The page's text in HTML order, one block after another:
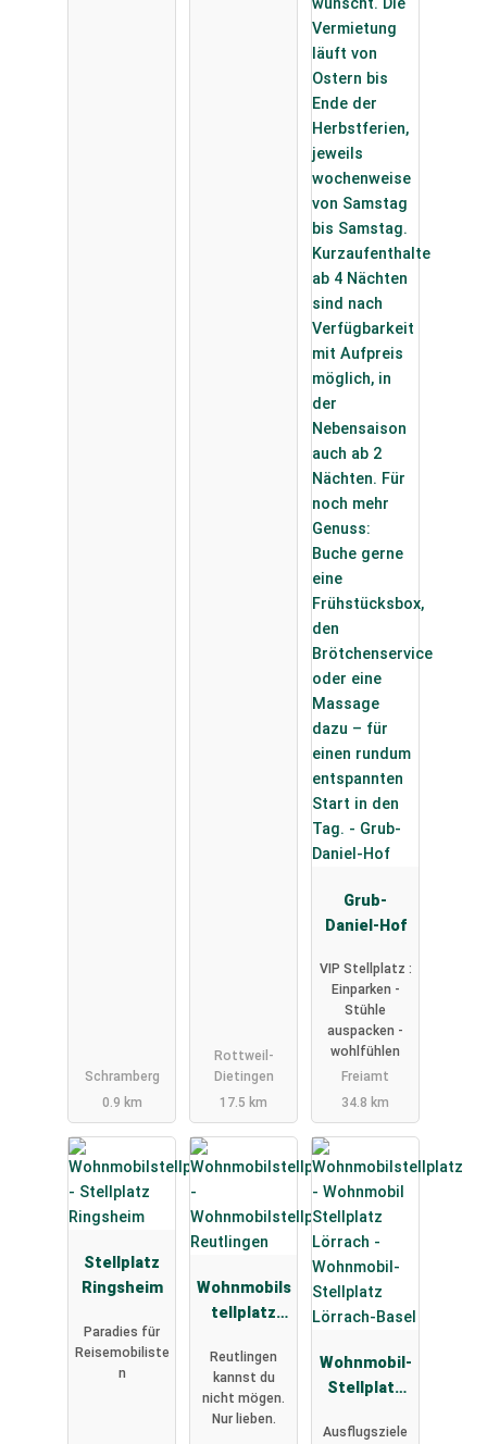
Schramberg
0.9 km
Rottweil-
Dietingen
17.5 km
Grub-
Daniel-Hof
VIP Stellplatz :
Einparken -
Stühle
auspacken -
wohlfühlen
Freiamt
34.8 km
Stellplatz
Ringsheim
Paradies für
Reisemobiliste
n
Wohnmobils
tellplatz
Reutlingen
kannst du
nicht mögen.
Nur lieben.
Wohnmobil-
Stellplatz
Basel
Ausflugsziele